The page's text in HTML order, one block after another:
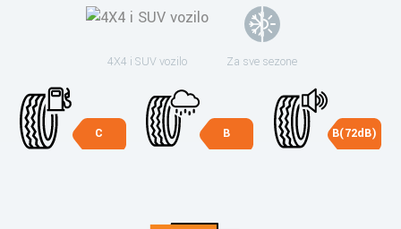
4X4 i SUV vozilo Za sve sezone
C B B(72dB)